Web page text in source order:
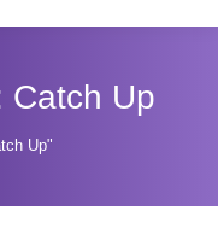
Catch Up
Up"